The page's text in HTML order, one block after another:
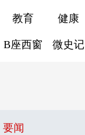
教育 健康
B座西窗 微史记
要闻